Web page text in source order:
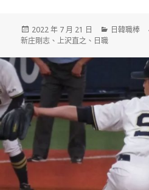
發
佈
期:
2022 年 7 月 21 日
分
日韓職棒
新庄剛志 、上沢直之 、 日職